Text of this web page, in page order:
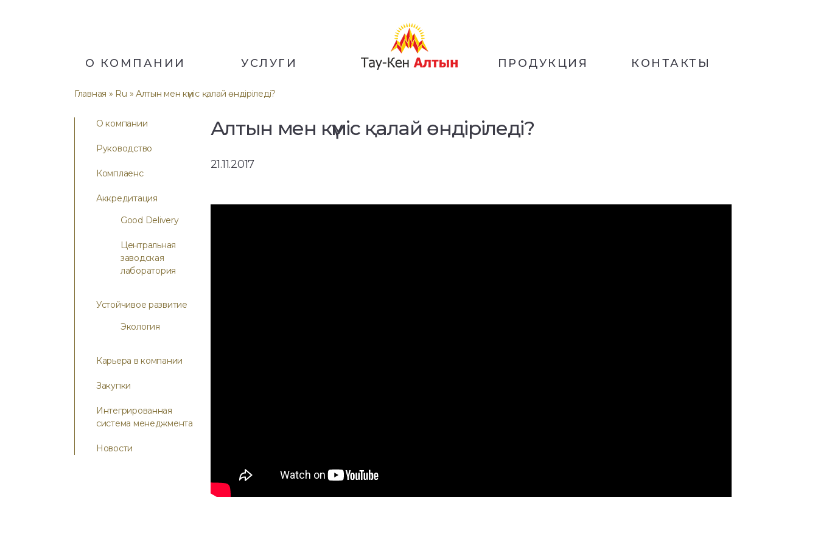
О КОМПАНИИ УСЛУГИ ПРОДУКЦИЯ КОНТАКТЫ
Главная » Ru » Алтын мен күміс қалай өндіріледі?
О компании
Руководство
Комплаенс
Аккредитация
Good Delivery
Центральная
заводская
лаборатория
Устойчивое развитие
Экология
Карьера в компании
Закупки
Интегрированная
система менеджмента
Новости
Алтын мен күміс қалай өндіріледі?
21.11.2017